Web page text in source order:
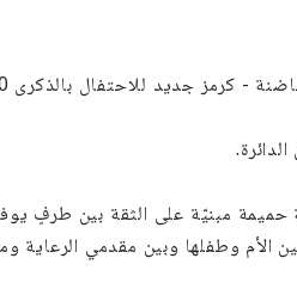
جديد للاحتفال بالذكرى 40 لمؤسسة "يونيتشارم".
حميمة مبنيّة على الثقة بين طرفٍ
الأم وطفلها وبين مقدمي الرعاية